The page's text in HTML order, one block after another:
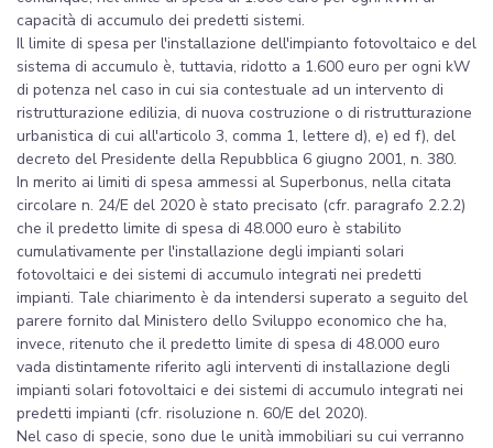
capacità di accumulo dei predetti sistemi.
Il limite di spesa per l'installazione dell'impianto fotovoltaico e del
sistema di accumulo è, tuttavia, ridotto a 1.600 euro per ogni kW
di potenza nel caso in cui sia contestuale ad un intervento di
ristrutturazione edilizia, di nuova costruzione o di ristrutturazione
urbanistica di cui all'articolo 3, comma 1, lettere d), e) ed f), del
decreto del Presidente della Repubblica 6 giugno 2001, n. 380.
In merito ai limiti di spesa ammessi al Superbonus, nella citata
circolare n. 24/E del 2020 è stato precisato (cfr. paragrafo 2.2.2)
che il predetto limite di spesa di 48.000 euro è stabilito
cumulativamente per l'installazione degli impianti solari
fotovoltaici e dei sistemi di accumulo integrati nei predetti
impianti. Tale chiarimento è da intendersi superato a seguito del
parere fornito dal Ministero dello Sviluppo economico che ha,
invece, ritenuto che il predetto limite di spesa di 48.000 euro
vada distintamente riferito agli interventi di installazione degli
impianti solari fotovoltaici e dei sistemi di accumulo integrati nei
predetti impianti (cfr. risoluzione n. 60/E del 2020).
Nel caso di specie, sono due le unità immobiliari su cui verranno